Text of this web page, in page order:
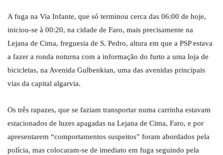
A fuga na Via Infante, que só terminou cerca das 06:00 de hoje,
iniciou-se à 00:20, na cidade de Faro, mais precisamente na
Lejana de Cima, freguesia de S. Pedro, altura em que a PSP estava
a fazer a ronda noturna com a informação do furto a uma loja de
bicicletas, na Avenida Gulbenkian, uma das avenidas principais
vias da capital algarvia.
Os três rapazes, que se faziam transportar numa carrinha estavam
estacionados de luzes apagadas na Lejana de Cima, Faro, e por
apresentarem “comportamentos suspeitos” foram abordados pela
polícia, mas colocaram-se de imediato em fuga seguindo pela